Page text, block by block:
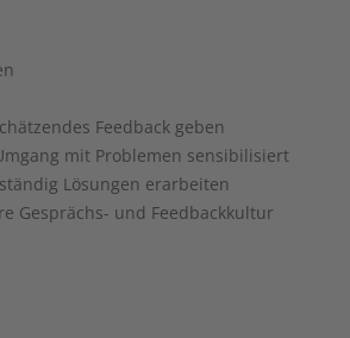
Feedback geben
mit Problemen sensibilisiert
Lösungen erarbeiten
Gesprächs- und Feedbackkultur